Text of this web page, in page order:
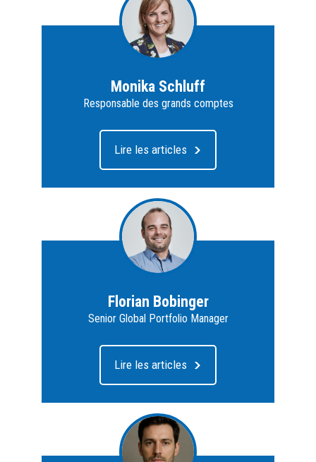
Monika Schluff
Responsable des grands comptes
Lire les articles
Florian Bobinger
Senior Global Portfolio Manager
Lire les articles